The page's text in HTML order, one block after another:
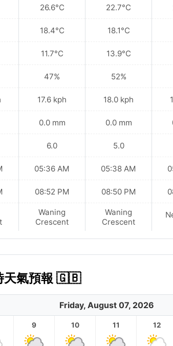
26.6°C
18.4°C
11.7°C
47%
17.6 kph
0.0 mm
6.0
05:36 AM
08:52 PM
Waning
Crescent
22.7°C
18.1°C
13.9°C
52%
18.0 kph
0.0 mm
5.0
05:38 AM
08:50 PM
Waning
Crescent
天氣預報 🇬🇧
Friday, August 07, 2026
9 10 11 12